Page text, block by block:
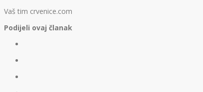
Vaš tim crvenice.com
Podijeli ovaj članak